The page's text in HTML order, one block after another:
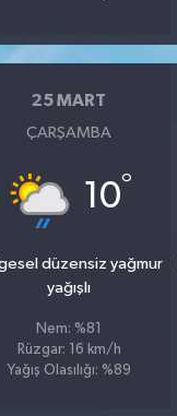
25 MART
ÇARŞAMBA
10°
düzensiz yağmur
yağışlı
Nem: %81
Rüzgar: 16 km/h
Yağış Olasılığı: %89